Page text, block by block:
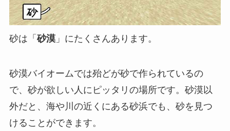
砂は「砂漠」にたくさんあります。
砂漠バイオームでは殆どが砂で作られているの
で、砂が欲しい人にピッタリの場所です。砂漠以
外だと、海や川の近くにある砂浜でも、砂を見つ
けることができます。